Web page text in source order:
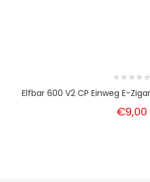
Elfbar 600 V2 CP Einweg E-
€9,00